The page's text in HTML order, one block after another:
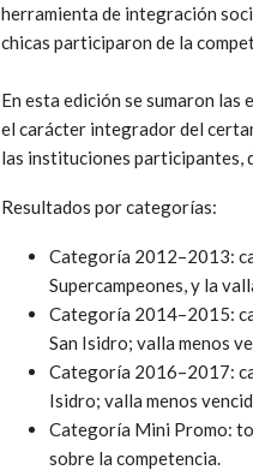
herramienta de integración
chicas participaron de la
En esta edición se sumaron
el carácter integrador del
las instituciones participantes,
Resultados por categorías:
Categoría 2012–2013:
Supercampeones, y la
Categoría 2014–2015:
San Isidro; valla menos
Categoría 2016–2017:
Isidro; valla menos
Categoría Mini Promo:
sobre la competencia.